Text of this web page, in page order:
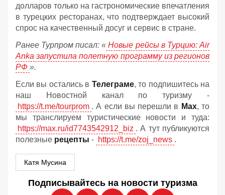
долларов только на гастрономические впечатления
в турецких ресторанах, что подтверждает высокий
спрос на качественный досуг и сервис в стране.
Ранее Турпром писал: « Новые рейсы в Турцию: Air
Anka запустила полетную программу из регионов
РФ ».
Если вы остались в Телеграме, то подпишитесь на
наш Новостной канал по туризму -
https://t.me/tourprom . А если вы перешли в Мах, то
мы транслируем туристические новости и туда:
https://max.ru/id7743542912_biz . А тут публикуются
полезные рецепты - https://t.me/zoj_news .
Катя Мусина
Подписывайтесь на новости туризма